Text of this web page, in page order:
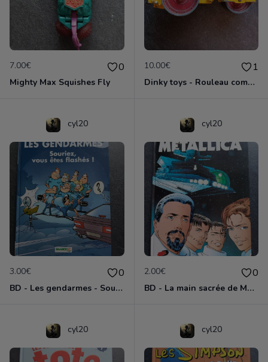
7.00€ 0
Mighty Max Squishes Fly
10.00€ 1
Dinky toys - Rouleau compresseur - Richier 90A
cyl20
3.00€ 0
BD - Les gendarmes - Souriez, vous êtes flashés - Tome 5
cyl20
2.00€ 0
BD - La main sacrée de Metallica
cyl20 cyl20